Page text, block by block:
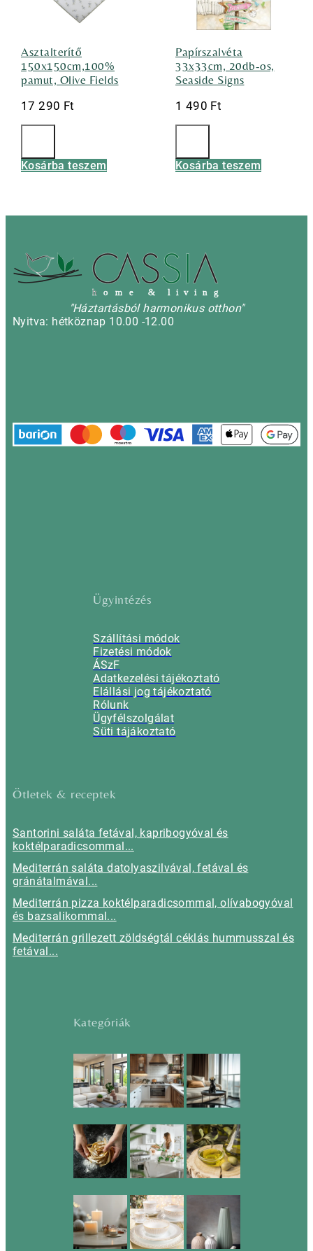
Asztalterítő
150x150cm,100%
pamut, Olive Fields
17 290 Ft
Kosárba teszem
Papírszalvéta
33x33cm, 20db-os,
Seaside Signs
1 490 Ft
Kosárba teszem
h o m e & l i v i n g
"Háztartásból harmonikus otthon"
Nyitva: hétköznap 10.00 -12.00
Ügyintézés
Szállítási módok
Fizetési módok
ÁSzF
Adatkezelési tájékoztató
Elállási jog tájékoztató
Rólunk
Ügyfélszolgálat
Süti tájákoztató
Ötletek & receptek
Santorini saláta fetával, kapribogyóval és
koktélparadicsommal...
Mediterrán saláta datolyaszilvával, fetával és
gránátalmával...
Mediterrán pizza koktélparadicsommal, olívabogyóval
és bazsalikommal...
Mediterrán grillezett zöldségtál céklás hummusszal és
fetával...
Kategóriák